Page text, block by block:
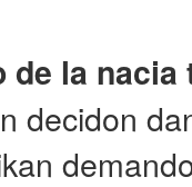
la nacia
decidon